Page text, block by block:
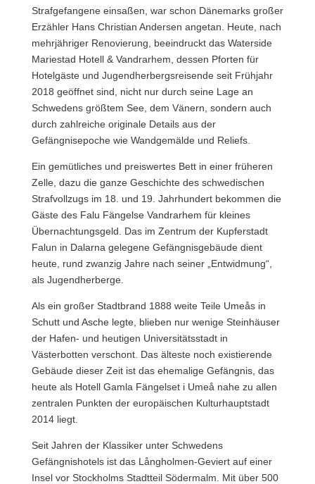
Strafgefangene einsaßen, war schon Dänemarks großer
Erzähler Hans Christian Andersen angetan. Heute, nach
mehrjähriger Renovierung, beeindruckt das Waterside
Mariestad Hotell & Vandrarhem, dessen Pforten für
Hotelgäste und Jugendherbergsreisende seit Frühjahr
2018 geöffnet sind, nicht nur durch seine Lage an
Schwedens größtem See, dem Vänern, sondern auch
durch zahlreiche originale Details aus der
Gefängnisepoche wie Wandgemälde und Reliefs.
Ein gemütliches und preiswertes Bett in einer früheren
Zelle, dazu die ganze Geschichte des schwedischen
Strafvollzugs im 18. und 19. Jahrhundert bekommen die
Gäste des Falu Fängelse Vandrarhem für kleines
Übernachtungsgeld. Das im Zentrum der Kupferstadt
Falun in Dalarna gelegene Gefängnisgebäude dient
heute, rund zwanzig Jahre nach seiner „Entwidmung“,
als Jugendherberge.
Als ein großer Stadtbrand 1888 weite Teile Umeås in
Schutt und Asche legte, blieben nur wenige Steinhäuser
der Hafen- und heutigen Universitätsstadt in
Västerbotten verschont. Das älteste noch existierende
Gebäude dieser Zeit ist das ehemalige Gefängnis, das
heute als Hotell Gamla Fängelset i Umeå nahe zu allen
zentralen Punkten der europäischen Kulturhauptstadt
2014 liegt.
Seit Jahren der Klassiker unter Schwedens
Gefängnishotels ist das Långholmen-Geviert auf einer
Insel vor Stockholms Stadtteil Södermalm. Mit über 500